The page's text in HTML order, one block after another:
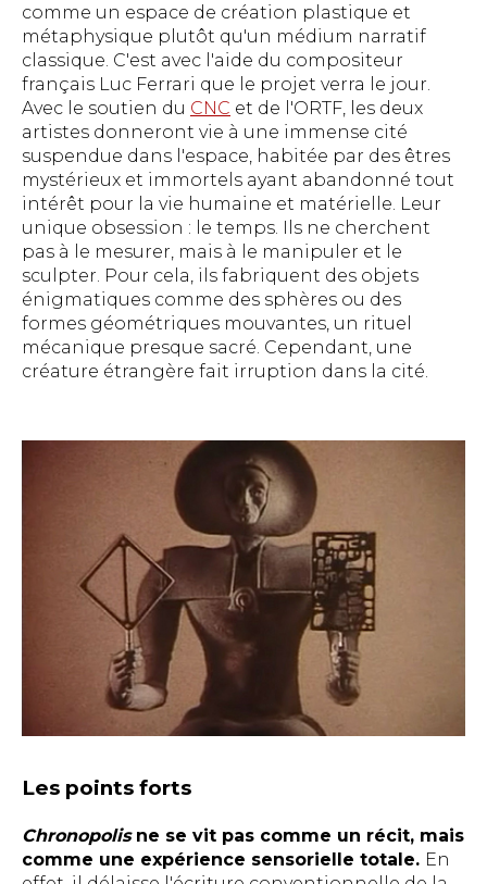
comme un espace de création plastique et
métaphysique plutôt qu'un médium narratif
classique. C'est avec l'aide du compositeur
français Luc Ferrari que le projet verra le jour.
Avec le soutien du CNC et de l'ORTF, les deux
artistes donneront vie à une immense cité
suspendue dans l'espace, habitée par des êtres
mystérieux et immortels ayant abandonné tout
intérêt pour la vie humaine et matérielle. Leur
unique obsession : le temps. Ils ne cherchent
pas à le mesurer, mais à le manipuler et le
sculpter. Pour cela, ils fabriquent des objets
énigmatiques comme des sphères ou des
formes géométriques mouvantes, un rituel
mécanique presque sacré. Cependant, une
créature étrangère fait irruption dans la cité.
Les points forts
Chronopolis ne se vit pas comme un récit, mais
comme une expérience sensorielle totale. En